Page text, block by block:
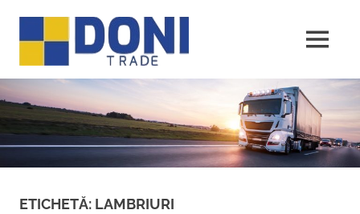
conținut
MENU
ETICHETĂ: LAMBRIURI